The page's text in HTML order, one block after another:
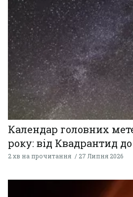
Календар головних
року: від Квадрантид до
2 хв на прочитання 27 Липня 2026